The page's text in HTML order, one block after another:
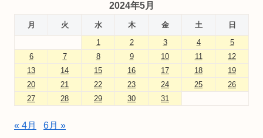
2024年5月
月 火 水 木 金 土
日
1
2 3 4
5
6
7 8 9 10 11
12
13
14 15 16 17 18
19
20
21 22 23 24 25
26
27
28 29 30 31
« 4月 6月 »